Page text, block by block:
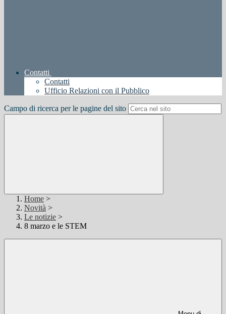
Contatti
Contatti
Ufficio Relazioni con il Pubblico
Campo di ricerca per le pagine del sito
Home >
Novità >
Le notizie >
8 marzo e le STEM